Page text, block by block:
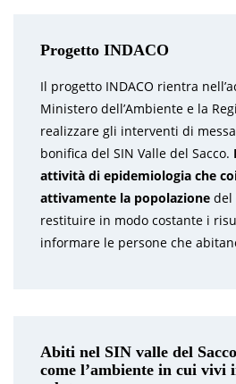
Progetto INDACO
Il progetto INDACO rientra
Ministero dell’Ambiente e la
realizzare gli interventi di
bonifica del SIN Valle del Sacco.
attività di epidemiologia che
attivamente la popolazione del
restituire in modo costante i
informare le persone che
Abiti nel SIN valle del
come l’ambiente in cui vivi